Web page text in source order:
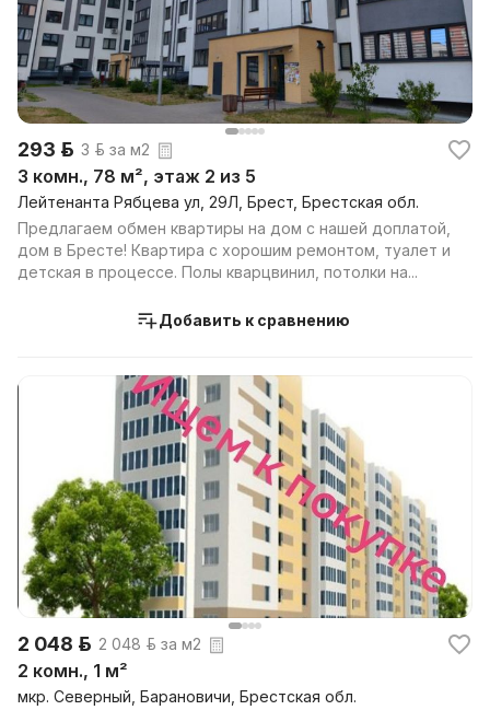
293 р. 3 р. за м2
3 комн., 78 м², этаж 2 из 5
Лейтенанта Рябцева ул, 29Л, Брест, Брестская обл.
Предлагаем обмен квартиры на дом с нашей доплатой,
дом в Бресте! Квартира с хорошим ремонтом, туалет и
детская в процессе. Полы кварцвинил, потолки на...
Добавить к сравнению
2 048 р. 2 048 р. за м2
2 комн., 1 м²
мкр. Северный, Барановичи, Брестская обл.